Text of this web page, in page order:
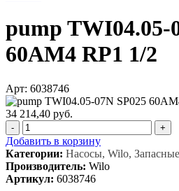
pump TWI04.05-
60AM4 RP1 1/2
Арт: 6038746
34 214,40 руб.
- +
Добавить в корзину
Категории: Насосы, Wilo,
Производитель: Wilo
Артикул: 6038746